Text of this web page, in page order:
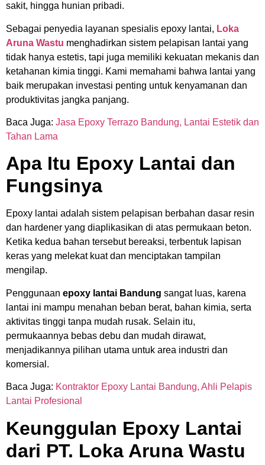
sakit, hingga hunian pribadi.
Sebagai penyedia layanan spesialis epoxy lantai, Loka
Aruna Wastu menghadirkan sistem pelapisan lantai yang
tidak hanya estetis, tapi juga memiliki kekuatan mekanis dan
ketahanan kimia tinggi. Kami memahami bahwa lantai yang
baik merupakan investasi penting untuk kenyamanan dan
produktivitas jangka panjang.
Baca Juga: Jasa Epoxy Terrazo Bandung, Lantai Estetik dan
Tahan Lama
Apa Itu Epoxy Lantai dan
Fungsinya
Epoxy lantai adalah sistem pelapisan berbahan dasar resin
dan hardener yang diaplikasikan di atas permukaan beton.
Ketika kedua bahan tersebut bereaksi, terbentuk lapisan
keras yang melekat kuat dan menciptakan tampilan
mengilap.
Penggunaan epoxy lantai Bandung sangat luas, karena
lantai ini mampu menahan beban berat, bahan kimia, serta
aktivitas tinggi tanpa mudah rusak. Selain itu,
permukaannya bebas debu dan mudah dirawat,
menjadikannya pilihan utama untuk area industri dan
komersial.
Baca Juga: Kontraktor Epoxy Lantai Bandung, Ahli Pelapis
Lantai Profesional
Keunggulan Epoxy Lantai
dari PT. Loka Aruna Wastu